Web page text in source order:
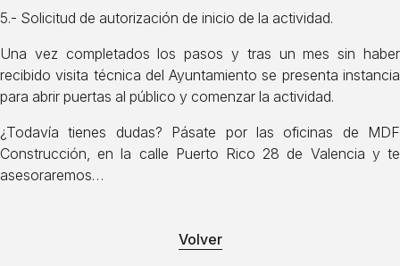
5.- Solicitud de autorización de inicio de la actividad.
Una vez completados los pasos y tras un mes sin haber
recibido visita técnica del Ayuntamiento se presenta instancia
para abrir puertas al público y comenzar la actividad.
¿Todavía tienes dudas? Pásate por las oficinas de MDF
Construcción , en la calle Puerto Rico 28 de Valencia y te
asesoraremos…
Volver